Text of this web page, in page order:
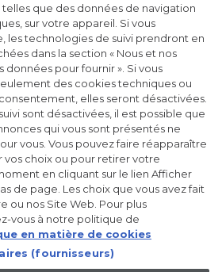
S.r.I. - Associé unique - SIÈGE SOCIAL :
(MB) - Italie - SIÈGES
Eden Fumagalli snc - 20861
n. 20/A-22 - 20871 Vimercate (MB) -
- Fax : +39.039.2086.237 - Capital social
Code fiscal et numéro d'inscription au
Monza-Brianza-Lodi 04666310158
- Numéro REA : MB-1033934 -
- Société soumise aux activités de
de Candy S.p.A.
que des données de navigation
sur votre appareil. Si vous
les technologies de suivi prendront en
dans la section « Nous et nos
données pour fournir ». Si vous
des cookies techniques ou
elles seront désactivées.
sont désactivées, il est possible que
qui vous sont présentés ne
vous. Vous pouvez faire réapparaître
choix ou pour retirer votre
en cliquant sur le lien Afficher
de page. Les choix que vous avez fait
ou nos Site Web. Pour plus
vous à notre politique de
en matière de cookies
(fournisseurs)